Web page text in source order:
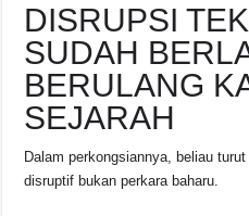
DISRUPSI
SUDAH
BERULANG
SEJARAH
Dalam perkongsiannya, beliau
disruptif bukan perkara baharu.